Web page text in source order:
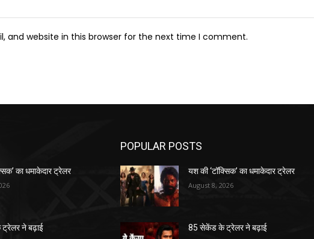
and website in this browser for the next time I comment.
का धमाकेदार ट्रेलर
ने बढ़ाई
POPULAR POSTS
यश की ‘टॉक्सिक’ का धमाकेदार ट्रेलर
August 8, 2026
85 सेकेंड के ट्रेलर ने बढ़ाई